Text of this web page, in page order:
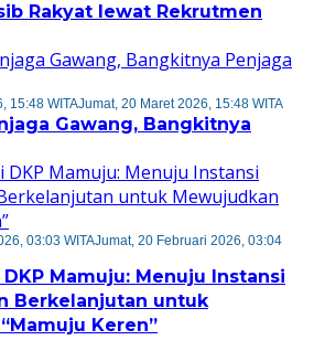
Rakyat lewat Rekrutmen
15:48 WITAJumat, 20 Maret 2026, 15:48 WITA
Gawang, Bangkitnya
03:03 WITAJumat, 20 Februari 2026, 03:04
Mamuju: Menuju Instansi
Berkelanjutan untuk
Keren”